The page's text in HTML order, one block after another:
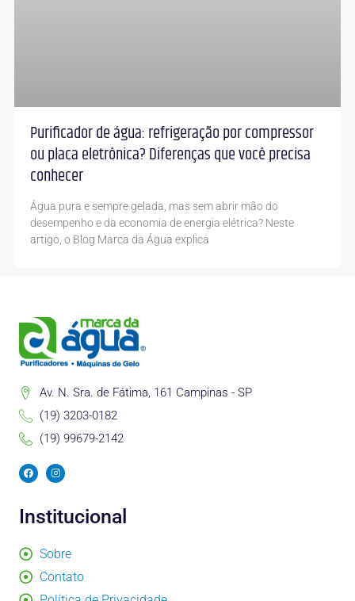
Purificador de água: refrigeração por compressor
ou placa eletrônica? Diferenças que você precisa
conhecer
Água pura e sempre gelada, mas sem abrir mão do
desempenho e da economia de energia elétrica? Neste
artigo, o Blog Marca da Água explica
Av. N. Sra. de Fátima, 161 Campinas - SP
(19) 3203-0182
(19) 99679-2142
F
a
o
o
I
n
g
r
Institucional
Sobre
Contato